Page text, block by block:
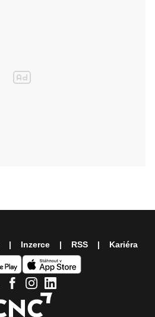
Inzerce RSS Kariéra